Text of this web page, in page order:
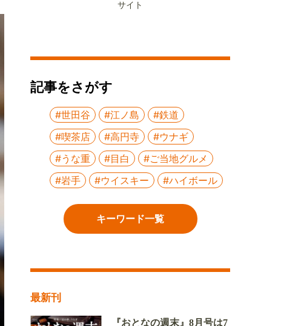
サイト
記事をさがす
#世田谷 #江ノ島
#鉄道
#喫茶店
#高円寺
#ウナギ
#うな重
#目白
#ご当地グルメ
#岩手
#ウイスキー #ハイボール
キーワード一覧
最新刊
『おとなの週末』8月号は7